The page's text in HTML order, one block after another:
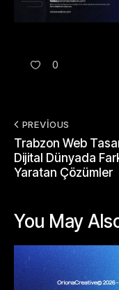
0
PREVIOUS
Trabzon Web
Dijital Dünyada
Yaratan Çözümler
You May